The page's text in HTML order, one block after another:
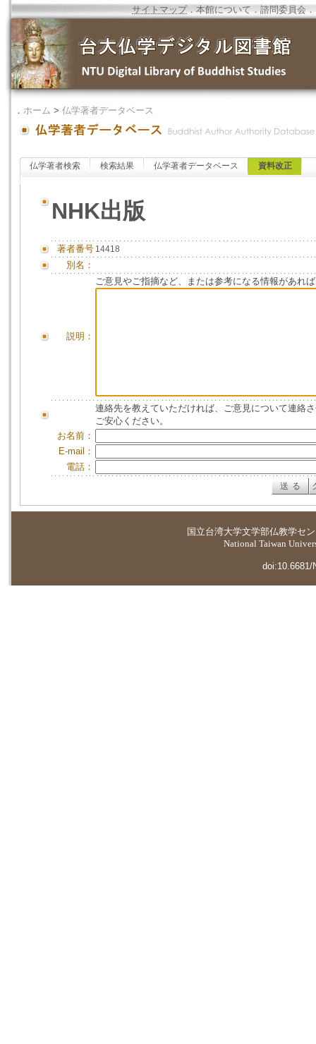
サイトマップ．本館について ．諮問委員会 ．
． ホーム > 仏学著者データベース
仏学著者検索 検索結果 仏学著者データベース 資料改正
NHK出版
著者番号 14418
別名：
説明：
ご意見やご指摘など、または参考になる情報があれ
連絡先を教えていただければ、ご意見について連絡
ご安心ください。
お名前：
E-mail：
電話：
国立台湾大学文学部仏教学セ
National Taiwan
doi:10.6681/